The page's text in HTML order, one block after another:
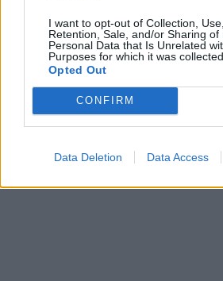
I want to opt-out of Collection, Use,
Retention, Sale, and/or Sharing of
Personal Data that Is Unrelated
Purposes for which it was collected.
Opted Out
CONFIRM
Data Deletion Data Access